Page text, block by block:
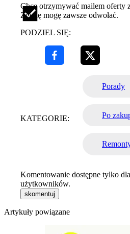
Chcę otrzymywać mailem oferty
Zgodę mogę zawsze odwołać.
PODZIEL SIĘ:
KATEGORIE:
Porady
Po
Komentowanie dostępne tylko
użytkowników.
skomentuj
Artykuły powiązane